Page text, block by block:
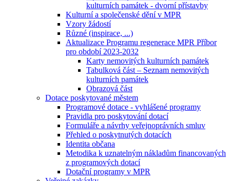
kulturních památek - dvorní přístavby
Kulturní a společenské dění v MPR
Vzory žádostí
Různé (inspirace, ...)
Aktualizace Programu regenerace MPR Příbor
pro období 2023-2032
Karty nemovitých kulturních památek
Tabulková část – Seznam nemovitých
kulturních památek
Obrazová část
Dotace poskytované městem
Programové dotace - vyhlášené programy
Pravidla pro poskytování dotací
Formuláře a návrhy veřejnoprávních smluv
Přehled o poskytnutých dotacích
Identita občana
Metodika k uznatelným nákladům financovaných
z programových dotací
Dotační programy v MPR